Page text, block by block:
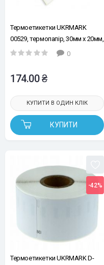
Термоетикетки UKRMARK
00529, термопапір, 30мм х 20мм,
рул.300шт, білі
0
174.00 ₴
КУПИТИ
КУПИТИ В ОДИН КЛІК
-42%
Термоетикетки UKRMARK D-